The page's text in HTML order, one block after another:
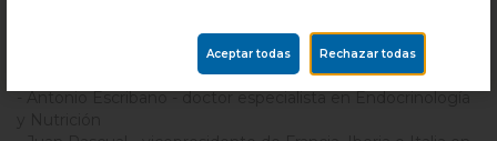
reconocidos especialistas como:
- Gregorio Rodríguez - director del FGC
- Antonio Escribano - doctor especialista en Endocrinología
Rechazar todas
Aceptar todas